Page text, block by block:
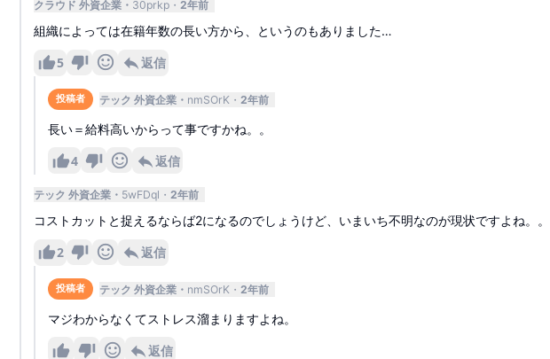
クラウド 外資企業 30prkp 2年前
組織によっては在籍年数の長い方から、というのもありました…
5 返信
投稿者 テック 外資企業 nmSOrK 2年前
長い＝給料高いからって事ですかね。。
4 返信
テック 外資企業 5wFDql 2年前
コストカットと捉えるならば2になるのでしょうけど、いまいち不明なのが現状ですよね。。
2 返信
投稿者 テック 外資企業 nmSOrK 2年前
マジわからなくてストレス溜まりますよね。
返信